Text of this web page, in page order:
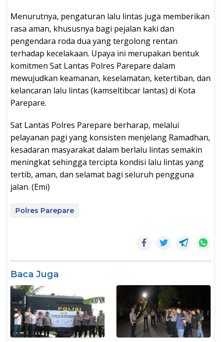
Menurutnya, pengaturan lalu lintas juga memberikan
rasa aman, khususnya bagi pejalan kaki dan
pengendara roda dua yang tergolong rentan
terhadap kecelakaan. Upaya ini merupakan bentuk
komitmen Sat Lantas Polres Parepare dalam
mewujudkan keamanan, keselamatan, ketertiban, dan
kelancaran lalu lintas (kamseltibcar lantas) di Kota
Parepare.
Sat Lantas Polres Parepare berharap, melalui
pelayanan pagi yang konsisten menjelang Ramadhan,
kesadaran masyarakat dalam berlalu lintas semakin
meningkat sehingga tercipta kondisi lalu lintas yang
tertib, aman, dan selamat bagi seluruh pengguna
jalan. (Emi)
Polres Parepare
Baca Juga